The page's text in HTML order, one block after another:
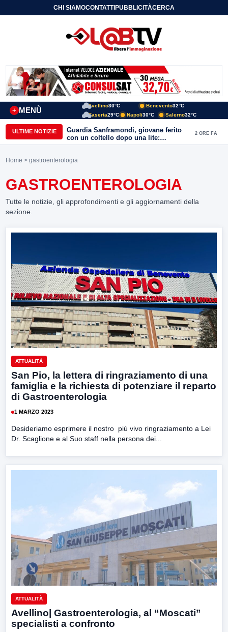
CHI SIAMOCONTATTIPUBBLICITÀCERCA
MENÙ
+
Avellino30°C Benevento32°C
Caserta29°C Napoli30°C Salerno32°C
ULTIME NOTIZIE
Guardia Sanframondi, giovane ferito
con un coltello dopo una lite:
individuato il presunto autore
2 ORE FA
Home > gastroenterologia
GASTROENTEROLOGIA
Tutte le notizie, gli approfondimenti e gli aggiornamenti della
sezione.
ATTUALITÀ
San Pio, la lettera di ringraziamento di una
famiglia e la richiesta di potenziare il reparto
di Gastroenterologia
1 MARZO 2023
Desideriamo esprimere il nostro più vivo ringraziamento a Lei
Dr. Scaglione e al Suo staff nella persona dei...
ATTUALITÀ
Avellino| Gastroenterologia, al “Moscati”
specialisti a confronto